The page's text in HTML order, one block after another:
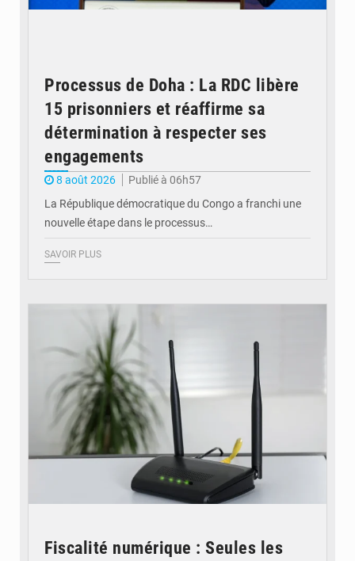
Processus de Doha : La RDC libère
15 prisonniers et réaffirme sa
détermination à respecter ses
engagements
8 août 2026
Publié à 06h57
La République démocratique du Congo a franchi une
nouvelle étape dans le processus…
SAVOIR PLUS
Fiscalité numérique : Seules les